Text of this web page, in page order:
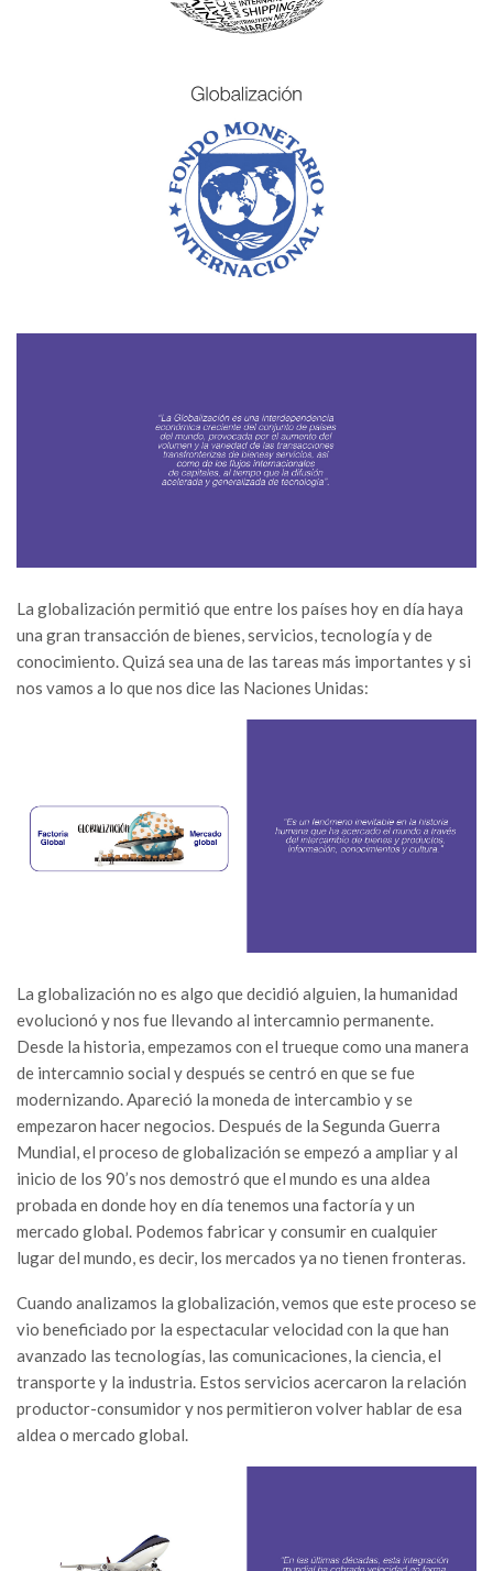
La globalización permitió que entre los países hoy en día haya
una gran transacción de bienes, servicios, tecnología y de
conocimiento. Quizá sea una de las tareas más importantes y si
nos vamos a lo que nos dice las Naciones Unidas:
La globalización no es algo que decidió alguien, la humanidad
evolucionó y nos fue llevando al intercamnio permanente.
Desde la historia, empezamos con el trueque como una manera
de intercamnio social y después se centró en que se fue
modernizando. Apareció la moneda de intercambio y se
empezaron hacer negocios. Después de la Segunda Guerra
Mundial, el proceso de globalización se empezó a ampliar y al
inicio de los 90’s nos demostró que el mundo es una aldea
probada en donde hoy en día tenemos una factoría y un
mercado global. Podemos fabricar y consumir en cualquier
lugar del mundo, es decir, los mercados ya no tienen fronteras.
Cuando analizamos la globalización, vemos que este proceso se
vio beneficiado por la espectacular velocidad con la que han
avanzado las tecnologías, las comunicaciones, la ciencia, el
transporte y la industria. Estos servicios acercaron la relación
productor-consumidor y nos permitieron volver hablar de esa
aldea o mercado global.